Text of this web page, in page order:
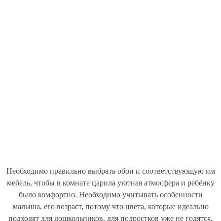
Необходимо правильно выбрать обои и соответствующую им
мебель, чтобы в комнате царила уютная атмосфера и ребёнку
было комфортно. Необходимо учитывать особенности
малыша, его возраст, потому что цвета, которые идеально
подходят для дошкольников, для подростков уже не годятся.